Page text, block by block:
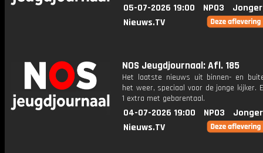
05-07-2026 19:00 NPO3
Nieuws.TV
NOS Jeugdjournaal: Afl. 185
Het laatste nieuws uit binnen- en
het weer, speciaal voor de jonge kijker.
1 extra met gebarentaal.
04-07-2026 19:00 NPO3
Nieuws.TV